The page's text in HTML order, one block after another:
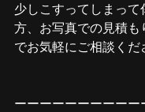
少しこすってしまって
方、お写真での見積も
でお気軽にご相談くだ
ーーーーーーーーーー